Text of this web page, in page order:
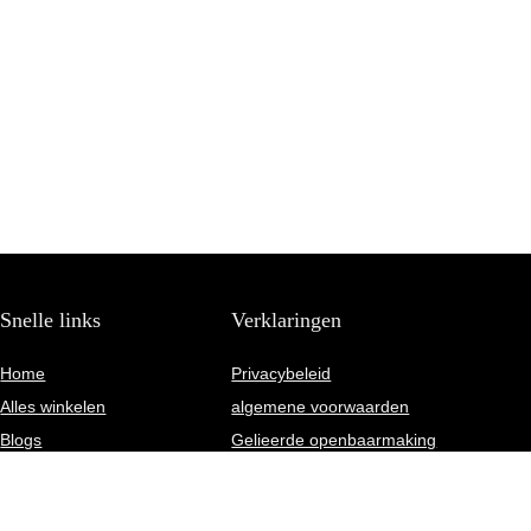
Snelle links
Home
Alles winkelen
Blogs
Verklaringen
Privacybeleid
algemene voorwaarden
Gelieerde openbaarmaking